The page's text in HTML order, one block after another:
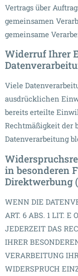
Vertrags über
gemeinsamen
gemeinsame
Widerruf Ihrer
Viele
ausdrücklichen
bereits erteilte
Rechtmäßigkeit der
Datenverarbeitung
in besonderen
Direktwerbung
WENN DIE
ART. 6 ABS. 1 LIT. E
JEDERZEIT DAS
IHRER
VERARBEITUNG
WIDERSPRUCH